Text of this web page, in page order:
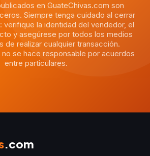
en GuateChivas.com son
Siempre tenga cuidado al cerrar
verifique la identidad del vendedor, el
y asegúrese por todos los medios
de realizar cualquier transacción.
se hace responsable por acuerdos
entre particulares.
.com